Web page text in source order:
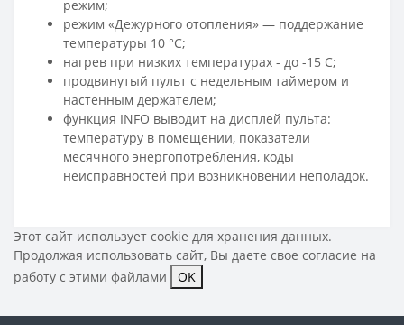
режим;
режим «Дежурного отопления» — поддержание
температуры 10 °C;
нагрев при низких температурах - до -15 С;
продвинутый пульт с недельным таймером и
настенным держателем;
функция INFO выводит на дисплей пульта:
температуру в помещении, показатели
месячного энергопотребления, коды
неисправностей при возникновении неполадок.
Этот сайт использует cookie для хранения данных.
Продолжая использовать сайт, Вы даете свое согласие на
работу с этими файлами
OK